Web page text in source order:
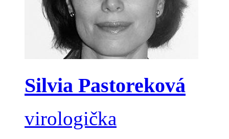
Silvia Pastoreková
virologička